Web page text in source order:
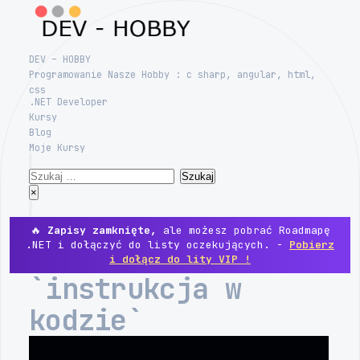
DEV – HOBBY
Programowanie Nasze Hobby : c sharp, angular, html,
css
.NET Developer
Kursy
Blog
Moje Kursy
Szukaj:
Close
×
🔥 Zapisy zamknięte, ale możesz pobrać Roadmapę
.NET i dołączyć do listy oczekujących. - Pobierz
i dołącz do lity VIP !
`instrukcja w
kodzie`